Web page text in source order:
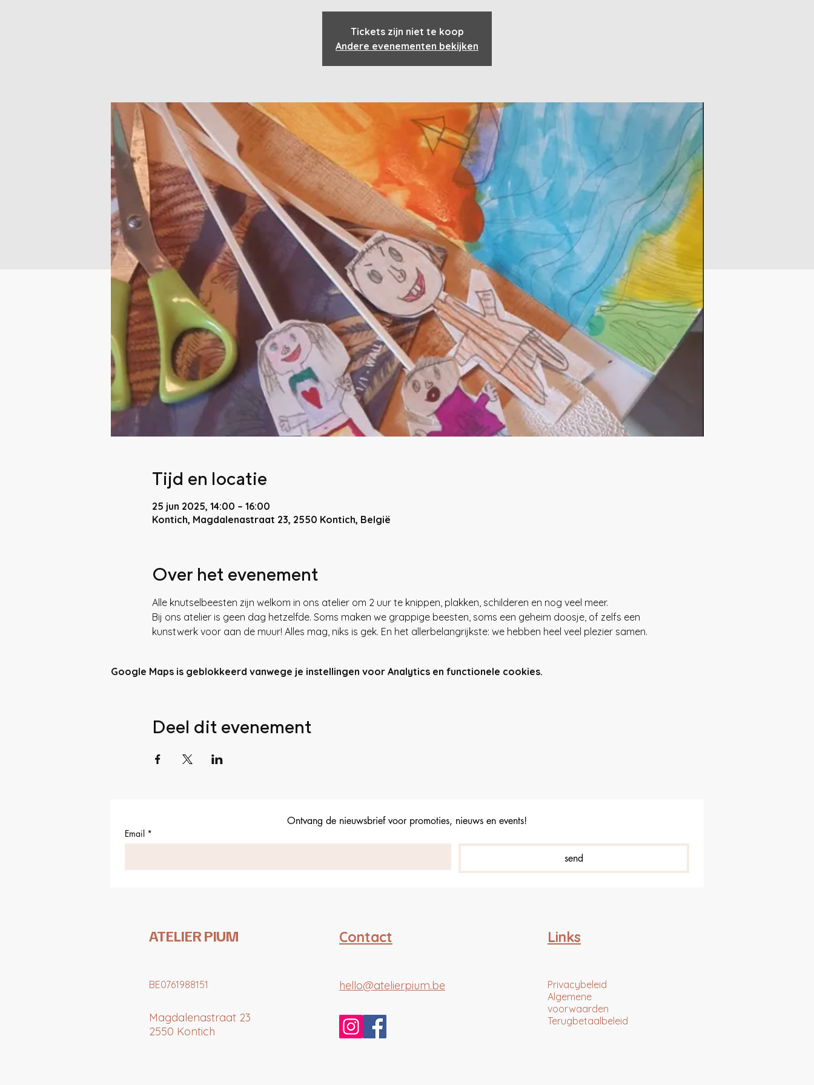
Tickets zijn niet te koop
Andere evenementen bekijken
Tijd en locatie
25 jun 2025, 14:00 – 16:00
Kontich, Magdalenastraat 23, 2550 Kontich, België
Over het evenement
Alle knutselbeesten zijn welkom in ons atelier om 2 uur te knippen, plakken, schilderen en nog veel meer.
Bij ons atelier is geen dag hetzelfde. Soms maken we grappige beesten, soms een geheim doosje, of zelfs een
kunstwerk voor aan de muur! Alles mag, niks is gek. En het allerbelangrijkste: we hebben heel veel plezier samen.
Google Maps is geblokkeerd vanwege je instellingen voor Analytics en functionele cookies.
Deel dit evenement
Ontvang de nieuwsbrief voor promoties, nieuws en events!
Email *
send
Contact
ATELIER PIUM Links
BE0761988151
Magdalenastraat 23
2550 Kontich
hello@atelierpium.be
Privacybeleid
Algemene
voorwaarden
Terugbetaalbeleid